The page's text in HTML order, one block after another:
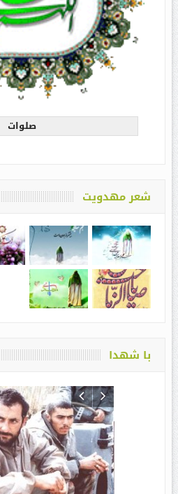
صلوات
شعر مهدویت
با شهدا